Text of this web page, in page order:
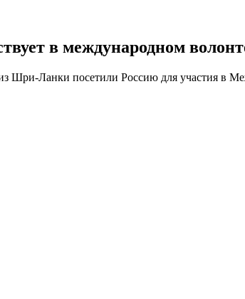
в международном
Шри-Ланки посетили Россию для участия в